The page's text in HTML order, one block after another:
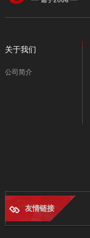
关于我们
公司简介
友情链接